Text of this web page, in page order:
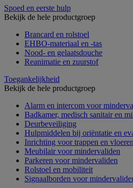
Spoed en eerste hulp
Bekijk de hele productgroep
Brancard en rolstoel
EHBO-materiaal en -tas
Nood- en gelaatsdouche
Reanimatie en zuurstof
Toegankelijkheid
Bekijk de hele productgroep
Alarm en intercom voor
Badkamer, medisch sanitair en
Deurbeveiliging
Hulpmiddelen bij oriëntatie en
Inrichting voor trappen en vloeren
Meubilair voor mindervaliden
Parkeren voor mindervaliden
Rolstoel en mobiliteit
Signaalborden voor